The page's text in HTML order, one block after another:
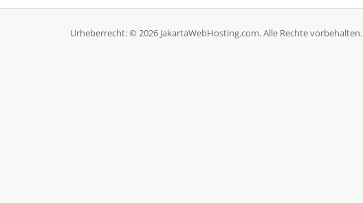
Urheberrecht: © 2026 JakartaWebHosting.com. Alle Rechte vorbehalten.